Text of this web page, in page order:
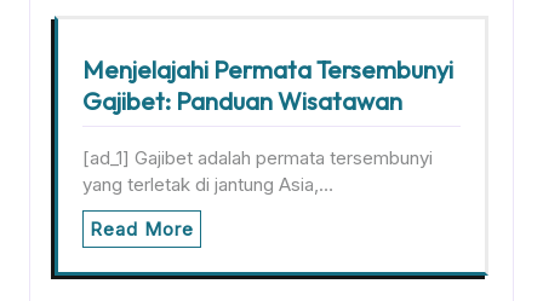
Menjelajahi Permata Tersembunyi
Gajibet: Panduan Wisatawan
[ad_1] Gajibet adalah permata tersembunyi
yang terletak di jantung Asia,…
Read More